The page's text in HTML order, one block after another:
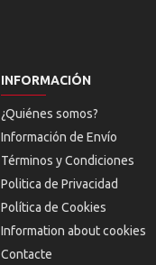
INFORMACIÓN
¿Quiénes somos?
Información de Envío
Términos y Condiciones
Politica de Privacidad
Política de Cookies
Information about cookies
Contacte